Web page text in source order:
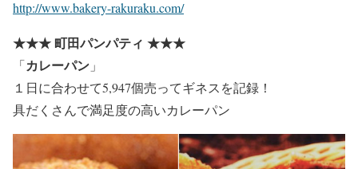
http://www.bakery-rakuraku.com/
★★★町田パンパティ ★★★
「カレーパン 」
１日に合わせて5,947個売ってギネスを記録！
具だくさんで満足度の高いカレーパン